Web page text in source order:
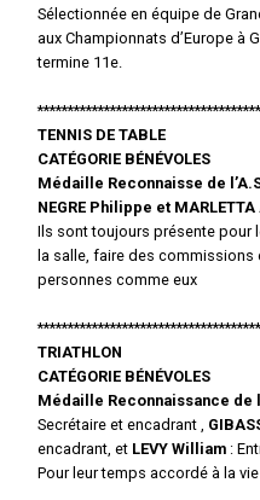
Sélectionnée en équipe de
aux Championnats d’Europe à
termine 11e.
TENNIS DE TABLE
CATÉGORIE BÉNÉVOLES
Médaille Reconnaisse de
NEGRE Philippe et
Ils sont toujours présente pour
la salle, faire des
personnes comme eux
TRIATHLON
CATÉGORIE BÉNÉVOLES
Médaille Reconnaissance de
Secrétaire et encadrant ,
encadrant, et LEVY William :
Pour leur temps accordé à la